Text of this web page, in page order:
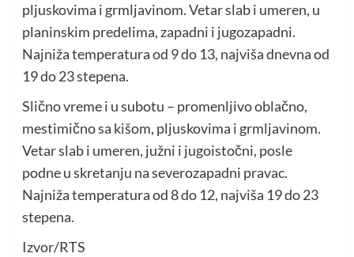
pljuskovima i grmljavinom. Vetar slab i umeren, u
planinskim predelima, zapadni i jugozapadni.
Najniža temperatura od 9 do 13, najviša dnevna od
19 do 23 stepena.
Slično vreme i u subotu – promenljivo oblačno,
mestimično sa kišom, pljuskovima i grmljavinom.
Vetar slab i umeren, južni i jugoistočni, posle
podne u skretanju na severozapadni pravac.
Najniža temperatura od 8 do 12, najviša 19 do 23
stepena.
Izvor/RTS